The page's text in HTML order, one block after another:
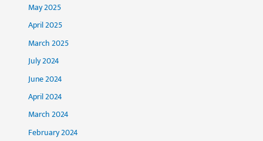
May 2025
April 2025
March 2025
July 2024
June 2024
April 2024
March 2024
February 2024